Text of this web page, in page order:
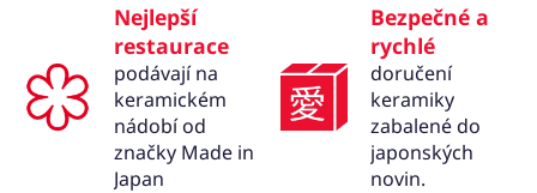
Nejlepší
restaurace
podávají na
keramickém
nádobí od
značky Made in
Japan
Bezpečné a
rychlé
doručení
keramiky
zabalené do
japonských
novin.